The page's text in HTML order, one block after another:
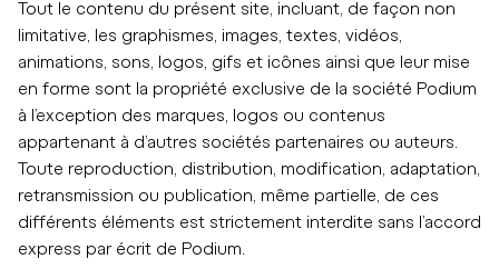
Tout le contenu du présent site, incluant, de façon non
limitative, les graphismes, images, textes, vidéos,
animations, sons, logos, gifs et icônes ainsi que leur mise
en forme sont la propriété exclusive de la société Podium
à l’exception des marques, logos ou contenus
appartenant à d’autres sociétés partenaires ou auteurs.
Toute reproduction, distribution, modification, adaptation,
retransmission ou publication, même partielle, de ces
différents éléments est strictement interdite sans l’accord
express par écrit de Podium.